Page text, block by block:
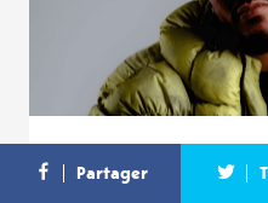
L’équipe
Nous
rejoindre
Partager
Haristone, cinq
mieux